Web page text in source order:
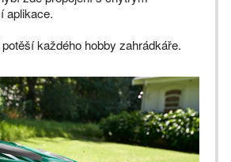
aplikace.
každého hobby zahrádkáře.